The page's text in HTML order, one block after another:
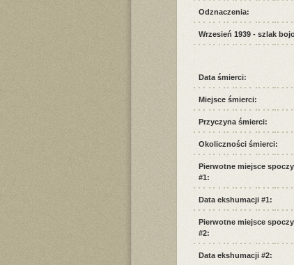
Odznaczenia:
Wrzesień 1939 - szlak
Data śmierci:
Miejsce śmierci:
Przyczyna śmierci:
Okoliczności śmierci:
Pierwotne miejsce
#1:
Data ekshumacji #1:
Pierwotne miejsce
#2:
Data ekshumacji #2: